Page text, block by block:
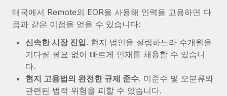
자세히 알아보기
태국에서 Remote의 EOR을 사용해 인력을 고용하면 다
음과 같은 이점을 얻을 수 있습니다:
신속한 시장 진입. 현지 법인을 설립하느라 수개월을
기다릴 필요 없이 빠르게 인재를 채용할 수 있습니
다.
현지 고용법의 완전한 규제 준수. 미준수 및 오분류와
관련된 법적 위험을 피할 수 있습니다.